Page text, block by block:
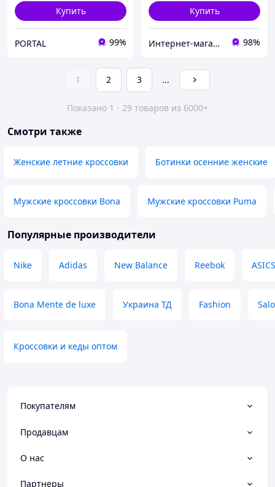
Купить
PORTAL 99%
Купить
Интернет-магазин "Streetmoda" 98%
1 2 3 ...
Показано 1 - 29 товаров из 6000+
Смотри также
Женские летние кроссовки Ботинки осенние женские
Мужские кроссовки Bona Мужские кроссовки Puma
Популярные производители
Nike Adidas New Balance Reebok ASICS
Bona Mente de luxe Украина ТД Fashion
Кроссовки и кеды оптом
Покупателям
Продавцам
О нас
Партнеры